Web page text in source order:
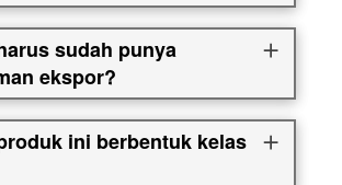
sudah punya
ekspor?
ini berbentuk kelas